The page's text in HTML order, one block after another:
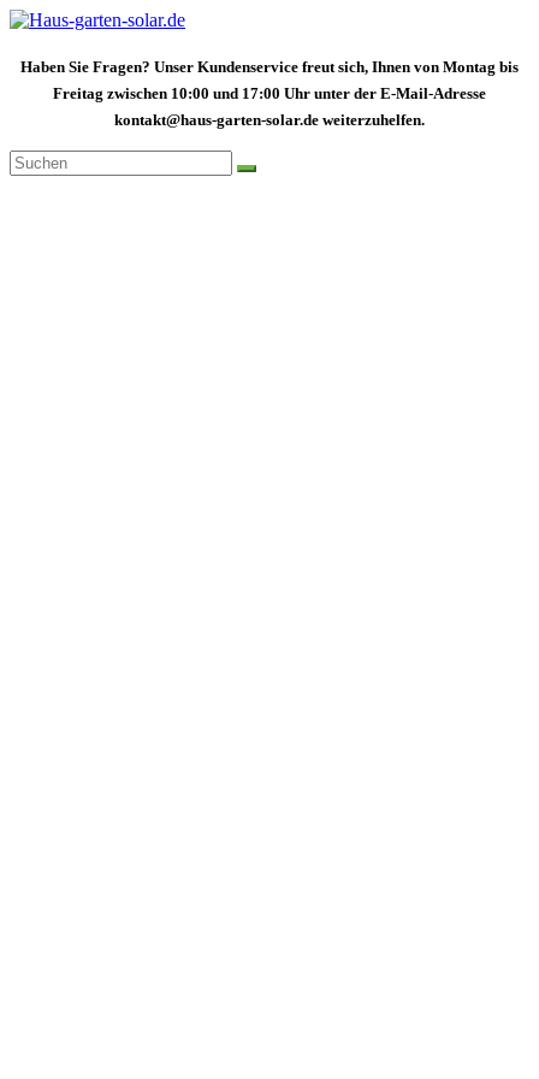
Zum
springen
Haben Sie Fragen? Unser Kundenservice freut sich, Ihnen von Montag bis
Freitag zwischen 10:00 und 17:00 Uhr unter der E-Mail-Adresse
kontakt@haus-garten-solar.de weiterzuhelfen.